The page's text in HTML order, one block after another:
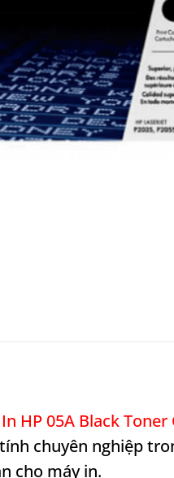
HP 05A Black Toner
chuyên nghiệp
cho máy in.